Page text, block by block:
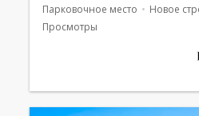
Парковочное место
Новое
Просмотры